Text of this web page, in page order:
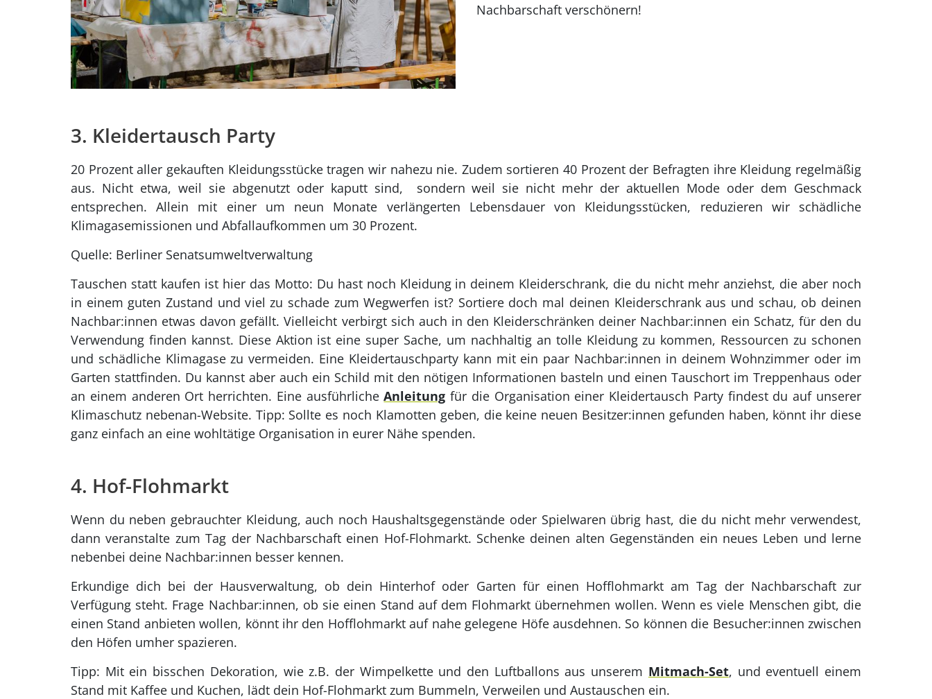
Nachbarschaft verschönern!
3. Kleidertausch Party
20 Prozent aller gekauften Kleidungsstücke tragen wir nahezu nie. Zudem sortieren 40 Prozent der Befragten ihre Kleidung regelmäßig
aus. Nicht etwa, weil sie abgenutzt oder kaputt sind, sondern weil sie nicht mehr der aktuellen Mode oder dem Geschmack
entsprechen. Allein mit einer um neun Monate verlängerten Lebensdauer von Kleidungsstücken, reduzieren wir schädliche
Klimagasemissionen und Abfallaufkommen um 30 Prozent.
Quelle: Berliner Senatsumweltverwaltung
Tauschen statt kaufen ist hier das Motto: Du hast noch Kleidung in deinem Kleiderschrank, die du nicht mehr anziehst, die aber noch
in einem guten Zustand und viel zu schade zum Wegwerfen ist? Sortiere doch mal deinen Kleiderschrank aus und schau, ob deinen
Nachbar:innen etwas davon gefällt. Vielleicht verbirgt sich auch in den Kleiderschränken deiner Nachbar:innen ein Schatz, für den du
Verwendung finden kannst. Diese Aktion ist eine super Sache, um nachhaltig an tolle Kleidung zu kommen, Ressourcen zu schonen
und schädliche Klimagase zu vermeiden. Eine Kleidertauschparty kann mit ein paar Nachbar:innen in deinem Wohnzimmer oder im
Garten stattfinden. Du kannst aber auch ein Schild mit den nötigen Informationen basteln und einen Tauschort im Treppenhaus oder
an einem anderen Ort herrichten. Eine ausführlicheAnleitung für die Organisation einer Kleidertausch Party findest du auf unserer
Klimaschutz nebenan-Website. Tipp: Sollte es noch Klamotten geben, die keine neuen Besitzer:innen gefunden haben, könnt ihr diese
ganz einfach an eine wohltätige Organisation in eurer Nähe spenden.
4. Hof-Flohmarkt
Wenn du neben gebrauchter Kleidung, auch noch Haushaltsgegenstände oder Spielwaren übrig hast, die du nicht mehr verwendest,
dann veranstalte zum Tag der Nachbarschaft einen Hof-Flohmarkt. Schenke deinen alten Gegenständen ein neues Leben und lerne
nebenbei deine Nachbar:innen besser kennen.
Erkundige dich bei der Hausverwaltung, ob dein Hinterhof oder Garten für einen Hofflohmarkt am Tag der Nachbarschaft zur
Verfügung steht. Frage Nachbar:innen, ob sie einen Stand auf dem Flohmarkt übernehmen wollen. Wenn es viele Menschen gibt, die
einen Stand anbieten wollen, könnt ihr den Hofflohmarkt auf nahe gelegene Höfe ausdehnen. So können die Besucher:innen zwischen
den Höfen umher spazieren.
Tipp: Mit ein bisschen Dekoration, wie z.B. der Wimpelkette und den Luftballons aus unserem Mitmach-Set, und eventuell einem
Stand mit Kaffee und Kuchen, lädt dein Hof-Flohmarkt zum Bummeln, Verweilen und Austauschen ein.